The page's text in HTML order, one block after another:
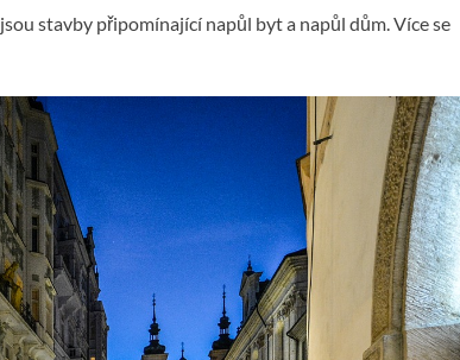
stavby připomínající napůl byt a napůl dům. Více se